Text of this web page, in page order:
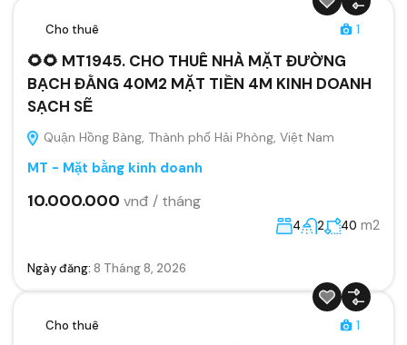
Cho thuê 1
🌻🌻 MT1945. CHO THUÊ NHÀ MẶT ĐƯỜNG
BẠCH ĐẰNG 40M2 MẶT TIỀN 4M KINH DOANH
SẠCH SẼ
Quận Hồng Bàng, Thành phố Hải Phòng, Việt Nam
MT - Mặt bằng kinh doanh
10.000.000 vnđ / tháng
4 2 40 m2
Ngày đăng: 8 Tháng 8, 2026
Cho thuê 1